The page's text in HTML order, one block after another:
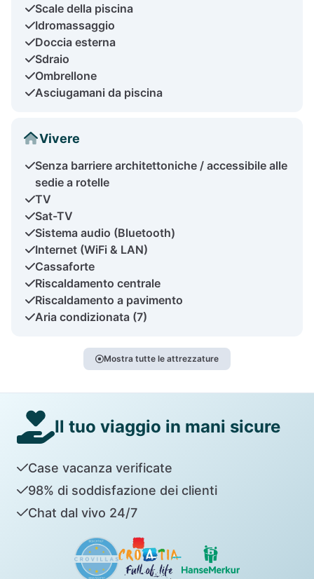
Scale della piscina
Idromassaggio
Doccia esterna
Sdraio
Ombrellone
Asciugamani da piscina
Vivere
Senza barriere architettoniche / accessibile alle
sedie a rotelle
TV
Sat-TV
Sistema audio (Bluetooth)
Internet (WiFi & LAN)
Cassaforte
Riscaldamento centrale
Riscaldamento a pavimento
Aria condizionata (7)
Mostra tutte le attrezzature
Il tuo viaggio in mani sicure
Case vacanza verificate
98% di soddisfazione dei clienti
Chat dal vivo 24/7